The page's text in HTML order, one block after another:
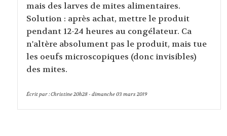
mais des larves de mites alimentaires.
Solution : après achat, mettre le produit
pendant 12-24 heures au congélateur. Ca
n'altère absolument pas le produit, mais tue
les oeufs microscopiques (donc invisibles)
des mites.
Écrit par :Christine20h28- dimanche 03 mars 2019